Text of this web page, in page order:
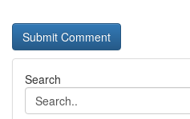
Search